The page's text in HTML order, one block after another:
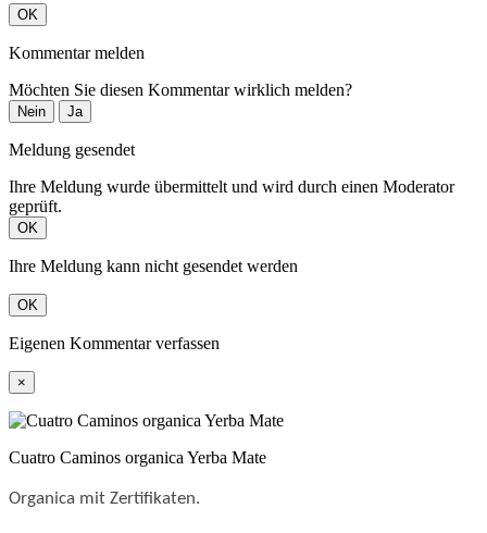
OK
Kommentar melden
Möchten Sie diesen Kommentar wirklich melden?
Nein Ja
Meldung gesendet
Ihre Meldung wurde übermittelt und wird durch einen Moderator
geprüft.
OK
Ihre Meldung kann nicht gesendet werden
OK
Eigenen Kommentar verfassen
×
Cuatro Caminos organica Yerba Mate
Organica mit Zertifikaten.